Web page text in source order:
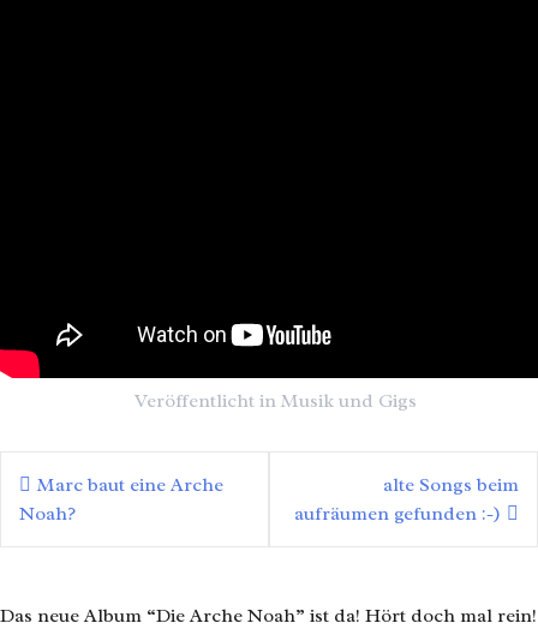
Veröffentlicht in Musik und Gigs
Marc baut eine Arche
Noah?
alte Songs beim
aufräumen gefunden :-)
Das neue Album “Die Arche Noah” ist da! Hört doch mal rein!